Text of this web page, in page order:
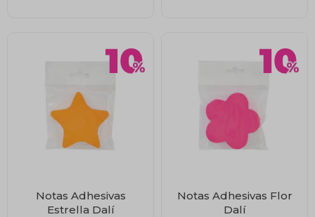
Notas Adhesivas
Estrella Dalí
Notas Adhesivas Flor
Dalí